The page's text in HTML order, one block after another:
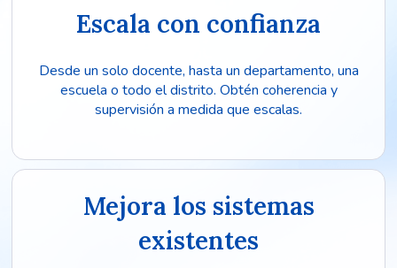
Escala con confianza
Desde un solo docente, hasta un departamento, una
escuela o todo el distrito. Obtén coherencia y
supervisión a medida que escalas.
Mejora los sistemas
existentes